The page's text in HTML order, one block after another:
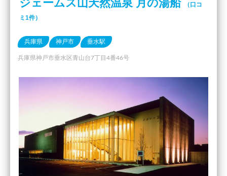
ジェームス山天然温泉 月の湯船
（口コ
ミ1件）
兵庫県 神戸市 垂水駅
兵庫県神戸市垂水区青山台7丁目4番46号